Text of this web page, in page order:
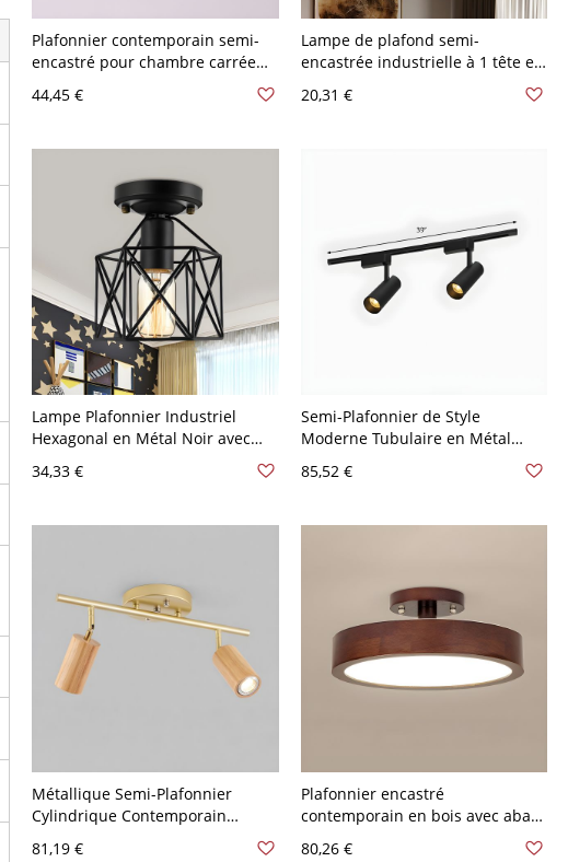
Plafonnier contemporain semi-
encastré pour chambre carrée
44,45 €
Lampe de plafond semi-
encastrée industrielle à 1 tête en
20,31 €
Lampe Plafonnier Industriel
Hexagonal en Métal Noir avec
Design de Cage pour Salon Semi-
Encastré
34,33 €
Semi-Plafonnier de Style
Moderne Tubulaire en Métal
Éclairage sur Rail pour Bureau -
110 V-120 V 2 Noir
85,52 €
Métallique Semi-Plafonnier
Cylindrique Contemporain
81,19 €
Plafonnier encastré
contemporain en bois avec abat-
jour en acrylique LED - Couleur
80,26 €